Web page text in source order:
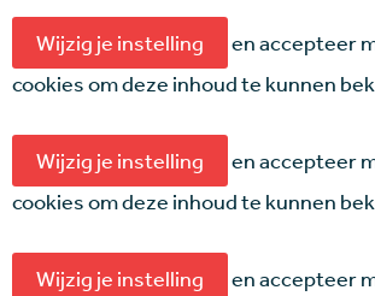
Wijzig je instelling
en accepteer
cookies om deze inhoud te kunnen
Wijzig je instelling
en accepteer
cookies om deze inhoud te kunnen
Wijzig je instelling
en accepteer